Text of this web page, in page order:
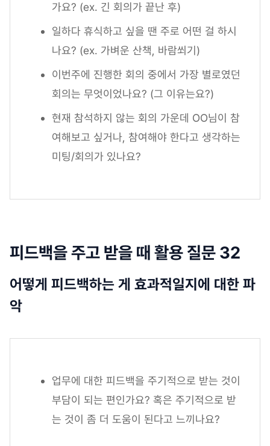
가요? (ex. 긴 회의가 끝난 후)
일하다 휴식하고 싶을 땐 주로 어떤 걸 하시
나요? (ex. 가벼운 산책, 바람쐬기)
이번주에 진행한 회의 중에서 가장 별로였던
회의는 무엇이었나요? (그 이유는요?)
현재 참석하지 않는 회의 가운데 OO님이 참
여해보고 싶거나, 참여해야 한다고 생각하는
미팅/회의가 있나요?
피드백을 주고 받을 때 활용 질문 32
어떻게 피드백하는 게 효과적일지에 대한 파
악
업무에 대한 피드백을 주기적으로 받는 것이
부담이 되는 편인가요? 혹은 주기적으로 받
는 것이 좀 더 도움이 된다고 느끼나요?